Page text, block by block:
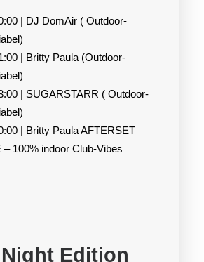
| DJ DomAir ( Outdoor-
| Britty Paula (Outdoor-
| SUGARSTARR ( Outdoor-
| Britty Paula AFTERSET
– 100% indoor Club-Vibes
Edition